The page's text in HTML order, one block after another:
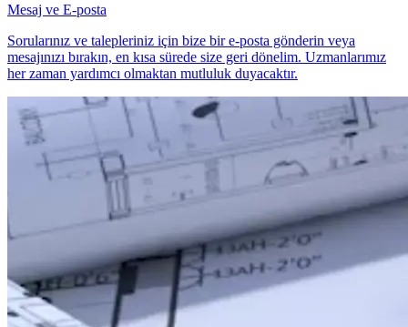
Mesaj ve E-posta
Sorularınız ve talepleriniz için bize bir e-posta gönderin veya
mesajınızı bırakın, en kısa sürede size geri dönelim. Uzmanlarımız
her zaman yardımcı olmaktan mutluluk duyacaktır.